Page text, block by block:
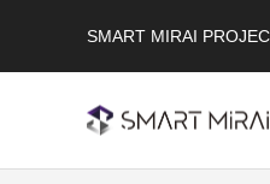
SMART MIRAI